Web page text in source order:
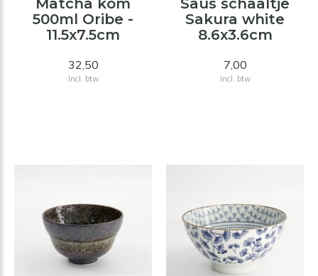
500ml Oribe -
11.5x7.5cm
32,50
Incl. btw
Sakura white
8.6x3.6cm
7,00
Incl. btw